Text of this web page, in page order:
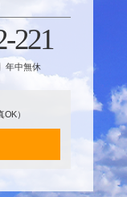
221
年中無休
）